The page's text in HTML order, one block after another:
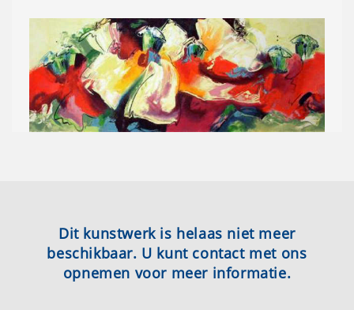
Dit kunstwerk is helaas niet meer
beschikbaar. U kunt contact met ons
opnemen voor meer informatie.